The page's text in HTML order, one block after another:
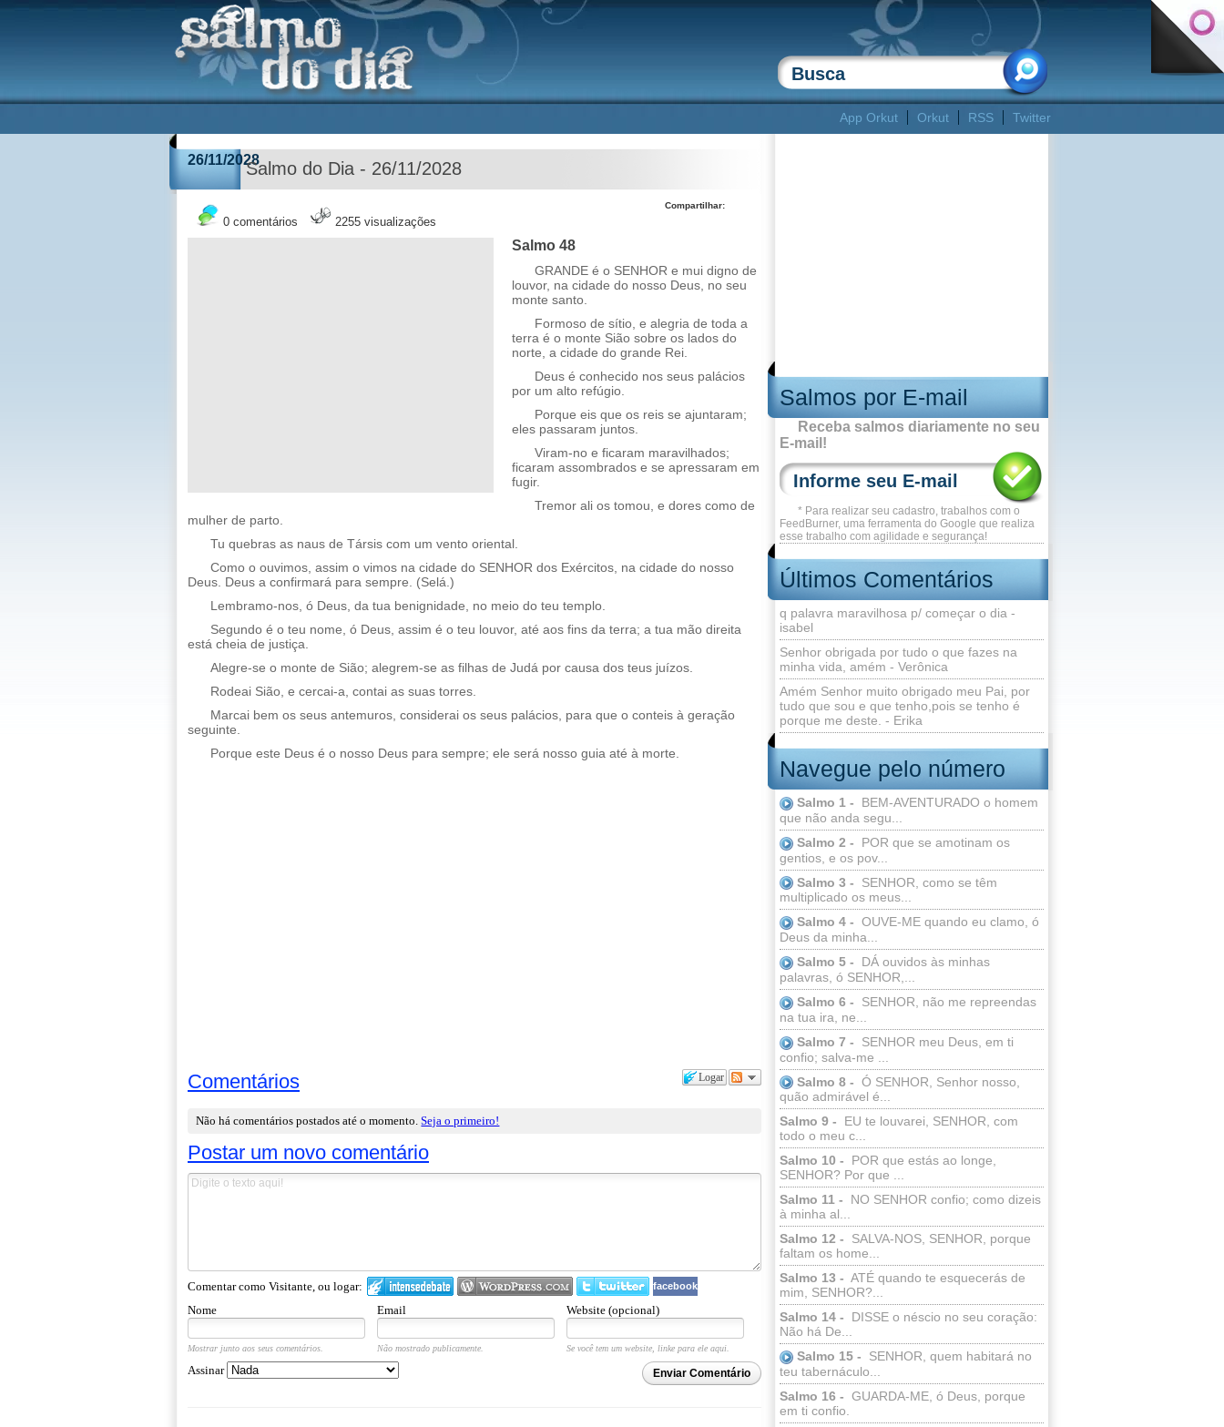
App Orkut Orkut RSS Twitter
Salmos por E-mail
Receba salmos diariamente no seu
E-mail!
* Para realizar seu cadastro, trabalhos com o
FeedBurner, uma ferramenta do Google que realiza
esse trabalho com agilidade e segurança!
Últimos Comentários
q palavra maravilhosa p/ começar o dia -
isabel
Senhor obrigada por tudo o que fazes na
minha vida, amém - Verônica
Amém Senhor muito obrigado meu Pai, por
tudo que sou e que tenho,pois se tenho é
porque me deste. - Erika
Navegue pelo número
Salmo 1 -
BEM-AVENTURADO o homem
que não anda segu...
Salmo 2 -
POR que se amotinam os
gentios, e os pov...
Salmo 3 -
SENHOR, como se têm
multiplicado os meus...
Salmo 4 - OUVE-ME quando eu clamo, ó
Deus da minha...
Salmo 5 -
DÁ ouvidos às minhas
palavras, ó SENHOR,...
Salmo 6 -
SENHOR, não me repreendas
na tua ira, ne...
Salmo 7 -
SENHOR meu Deus, em ti
confio; salva-me ...
Salmo 8 - Ó SENHOR, Senhor nosso,
quão admirável é...
Salmo 9 -
EU te louvarei, SENHOR, com
todo o meu c...
Salmo 10 -
POR que estás ao longe,
SENHOR? Por que ...
Salmo 11 -
NO SENHOR confio; como dizeis
à minha al...
Salmo 12 -
SALVA-NOS, SENHOR, porque
faltam os home...
Salmo 13 - ATÉ quando te esquecerás de
mim, SENHOR?...
Salmo 14 -
DISSE o néscio no seu coração:
Não há De...
Salmo 15 -
SENHOR, quem habitará no
teu tabernáculo...
Salmo 16 - GUARDA-ME, ó Deus, porque
em ti confio.
26/11/2028Salmo do Dia - 26/11/2028
0 comentários 2255 visualizações
Compartilhar:
Salmo 48
GRANDE é o SENHOR e mui digno de
louvor, na cidade do nosso Deus, no seu
monte santo.
Formoso de sítio, e alegria de toda a
terra é o monte Sião sobre os lados do
norte, a cidade do grande Rei.
Deus é conhecido nos seus palácios
por um alto refúgio.
Porque eis que os reis se ajuntaram;
eles passaram juntos.
Viram-no e ficaram maravilhados;
ficaram assombrados e se apressaram em
fugir.
Tremor ali os tomou, e dores como de
mulher de parto.
Tu quebras as naus de Társis com um vento oriental.
Como o ouvimos, assim o vimos na cidade do SENHOR dos Exércitos, na cidade do nosso
Deus. Deus a confirmará para sempre. (Selá.)
Lembramo-nos, ó Deus, da tua benignidade, no meio do teu templo.
Segundo é o teu nome, ó Deus, assim é o teu louvor, até aos fins da terra; a tua mão direita
está cheia de justiça.
Alegre-se o monte de Sião; alegrem-se as filhas de Judá por causa dos teus juízos.
Rodeai Sião, e cercai-a, contai as suas torres.
Marcai bem os seus antemuros, considerai os seus palácios, para que o conteis à geração
seguinte.
Porque este Deus é o nosso Deus para sempre; ele será nosso guia até à morte.
Logar
Comentários
Não há comentários postados até o momento.Seja o primeiro!
Postar um novo comentário
Comentar como Visitante, ou logar: facebook
Nome Email Website (opcional)
Mostrar junto aos seus comentários. Não mostrado publicamente. Se você tem um website, linke para ele aqui.
Enviar Comentário
Assinar